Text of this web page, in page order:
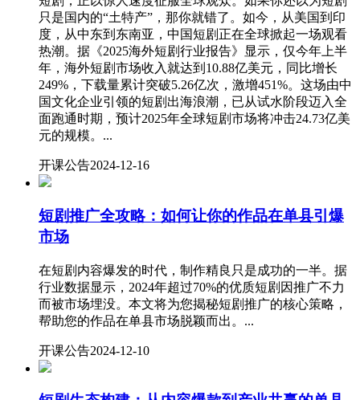
只是国内的“土特产”，那你就错了。如今，从美国到印
度，从中东到东南亚，中国短剧正在全球掀起一场观看
热潮。据《2025海外短剧行业报告》显示，仅今年上半
年，海外短剧市场收入就达到10.88亿美元，同比增长
249%，下载量累计突破5.26亿次，激增451%。这场由中
国文化企业引领的短剧出海浪潮，已从试水阶段迈入全
面跑通时期，预计2025年全球短剧市场将冲击24.73亿美
元的规模。...
开课公告2024-12-16
短剧推广全攻略：如何让你的作品在单县引爆
市场
在短剧内容爆发的时代，制作精良只是成功的一半。据
行业数据显示，2024年超过70%的优质短剧因推广不力
而被市场埋没。本文将为您揭秘短剧推广的核心策略，
帮助您的作品在单县市场脱颖而出。...
开课公告2024-12-10